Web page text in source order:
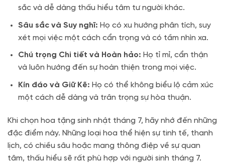
sắc và dễ dàng thấu hiểu tâm tư người khác.
Sâu sắc và Suy nghĩ: Họ có xu hướng phân tích, suy
xét mọi việc một cách cẩn trọng và có tầm nhìn xa.
Chú trọng Chi tiết và Hoàn hảo: Họ tỉ mỉ, cẩn thận
và luôn hướng đến sự hoàn thiện trong mọi việc.
Kín đáo và Giữ Kẽ: Họ có thể không biểu lộ cảm xúc
một cách dễ dàng và trân trọng sự hòa thuận.
Khi chọn hoa tặng sinh nhật tháng 7, hãy nhớ đến những
đặc điểm này. Những loại hoa thể hiện sự tinh tế, thanh
lịch, có chiều sâu hoặc mang thông điệp về sự quan
tâm, thấu hiểu sẽ rất phù hợp với người sinh tháng 7.